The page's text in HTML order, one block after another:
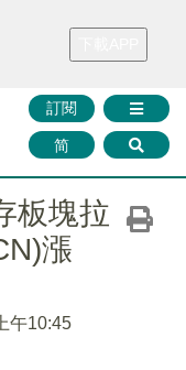
財華證券 媒體矩陣
訂閱
简
板塊拉
漲
午10:45